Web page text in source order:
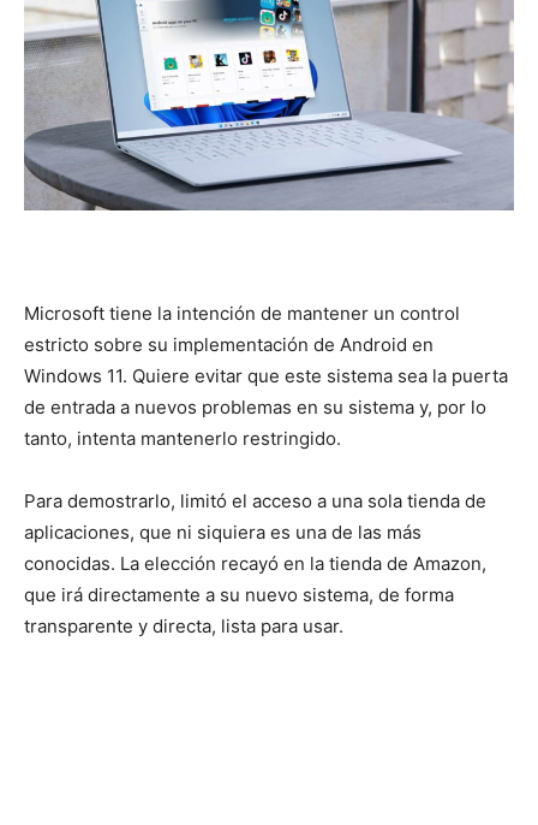
Microsoft tiene la intención de mantener un control
estricto sobre su implementación de Android en
Windows 11. Quiere evitar que este sistema sea la puerta
de entrada a nuevos problemas en su sistema y, por lo
tanto, intenta mantenerlo restringido.
Para demostrarlo, limitó el acceso a una sola tienda de
aplicaciones, que ni siquiera es una de las más
conocidas. La elección recayó en la tienda de Amazon,
que irá directamente a su nuevo sistema, de forma
transparente y directa, lista para usar.